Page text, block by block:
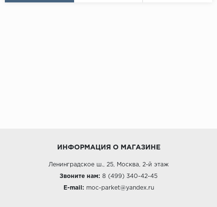
ИНФОРМАЦИЯ О МАГАЗИНЕ
Ленинградское ш., 25, Москва, 2-й этаж
Звоните нам: 8 (499) 340-42-45
E-mail: moc-parket@yandex.ru